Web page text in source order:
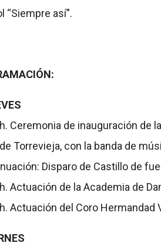
“Siempre así”.
Ceremonia de inauguración de
Torrevieja, con la banda de
Disparo de Castillo de
Actuación de la Academia de
Actuación del Coro Hermandad